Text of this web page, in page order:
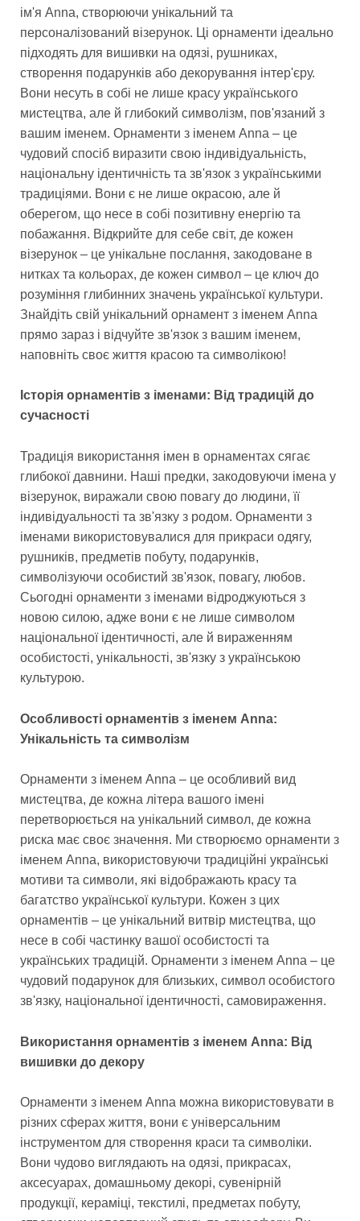
ім'я Anna, створюючи унікальний та
персоналізований візерунок. Ці орнаменти ідеально
підходять для вишивки на одязі, рушниках,
створення подарунків або декорування інтер'єру.
Вони несуть в собі не лише красу українського
мистецтва, але й глибокий символізм, пов'язаний з
вашим іменем. Орнаменти з іменем Anna – це
чудовий спосіб виразити свою індивідуальність,
національну ідентичність та зв'язок з українськими
традиціями. Вони є не лише окрасою, але й
оберегом, що несе в собі позитивну енергію та
побажання. Відкрийте для себе світ, де кожен
візерунок – це унікальне послання, закодоване в
нитках та кольорах, де кожен символ – це ключ до
розуміння глибинних значень української культури.
Знайдіть свій унікальний орнамент з іменем Anna
прямо зараз і відчуйте зв'язок з вашим іменем,
наповніть своє життя красою та символікою!
Історія орнаментів з іменами: Від традицій до
сучасності
Традиція використання імен в орнаментах сягає
глибокої давнини. Наші предки, закодовуючи імена у
візерунок, виражали свою повагу до людини, її
індивідуальності та зв'язку з родом. Орнаменти з
іменами використовувалися для прикраси одягу,
рушників, предметів побуту, подарунків,
символізуючи особистий зв'язок, повагу, любов.
Сьогодні орнаменти з іменами відроджуються з
новою силою, адже вони є не лише символом
національної ідентичності, але й вираженням
особистості, унікальності, зв'язку з українською
культурою.
Особливості орнаментів з іменем Anna:
Унікальність та символізм
Орнаменти з іменем Anna – це особливий вид
мистецтва, де кожна літера вашого імені
перетворюється на унікальний символ, де кожна
риска має своє значення. Ми створюємо орнаменти з
іменем Anna, використовуючи традиційні українські
мотиви та символи, які відображають красу та
багатство української культури. Кожен з цих
орнаментів – це унікальний витвір мистецтва, що
несе в собі частинку вашої особистості та
українських традицій. Орнаменти з іменем Anna – це
чудовий подарунок для близьких, символ особистого
зв'язку, національної ідентичності, самовираження.
Використання орнаментів з іменем Anna: Від
вишивки до декору
Орнаменти з іменем Anna можна використовувати в
різних сферах життя, вони є універсальним
інструментом для створення краси та символіки.
Вони чудово виглядають на одязі, прикрасах,
аксесуарах, домашньому декорі, сувенірній
продукції, кераміці, текстилі, предметах побуту,